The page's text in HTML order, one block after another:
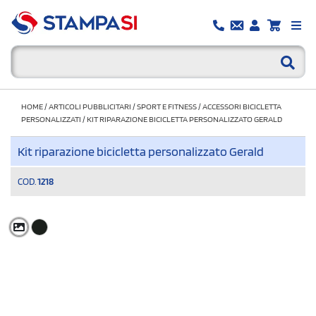
HOME/ARTICOLI PUBBLICITARI /SPORT E FITNESS/ACCESSORI BICICLETTA
PERSONALIZZATI /KIT RIPARAZIONE BICICLETTA PERSONALIZZATO GERALD
Kit riparazione bicicletta personalizzato Gerald
COD. 1218